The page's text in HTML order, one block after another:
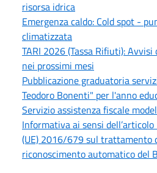
risorsa idrica
Emergenza caldo: Cold spot -
climatizzata
TARI 2026 (Tassa Rifiuti):
nei prossimi mesi
Pubblicazione graduatoria
Teodoro Bonenti" per l'anno
Servizio assistenza fiscale
Informativa ai sensi
(UE) 2016/679 sul trattamento
riconoscimento automatico del